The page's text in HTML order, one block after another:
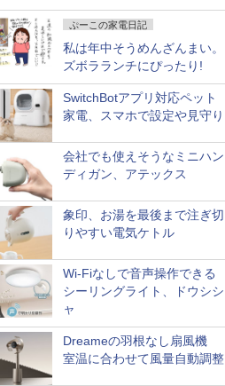
ぷーこの家電日記
私は年中そうめんざんまい。
ズボラランチにぴったり!
SwitchBotアプリ対応ペット
家電、スマホで設定や見守り
会社でも使えそうなミニハン
ディガン、アテックス
象印、お湯を最後まで注ぎ切
りやすい電気ケトル
Wi-Fiなしで音声操作できる
シーリングライト、ドウシシ
ャ
Dreameの羽根なし扇風機
室温に合わせて風量自動調整